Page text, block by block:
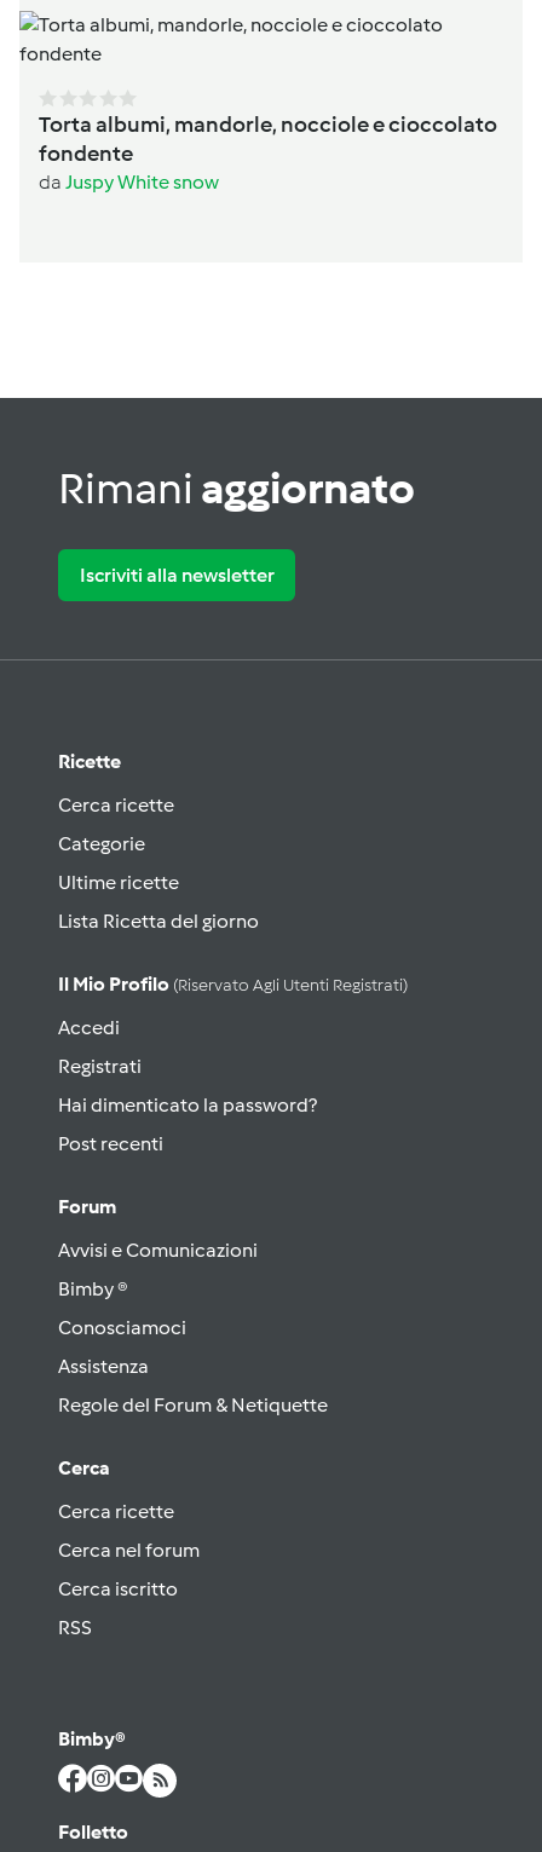
Torta albumi, mandorle, nocciole e cioccolato
fondente
da Juspy White snow
Rimani aggiornato
Iscriviti alla newsletter
Ricette
Cerca ricette
Categorie
Ultime ricette
Lista Ricetta del giorno
Il Mio Profilo (riservato Agli Utenti Registrati)
Accedi
Registrati
Hai dimenticato la password?
Post recenti
Forum
Avvisi e Comunicazioni
Bimby ®
Conosciamoci
Assistenza
Regole del Forum & Netiquette
Cerca
Cerca ricette
Cerca nel forum
Cerca iscritto
RSS
Bimby®
Folletto